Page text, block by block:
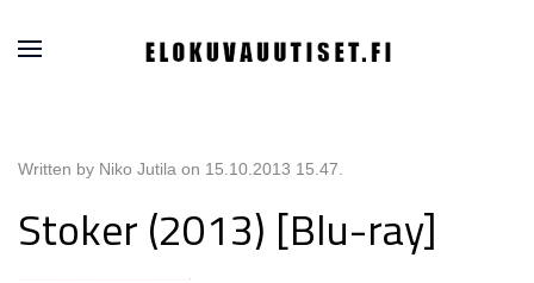
Written by Niko Jutila on 15.10.2013 15.47
Stoker (2013) [Blu-ray]